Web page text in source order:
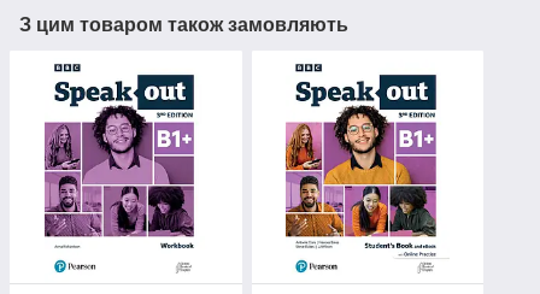
З цим товаром також замовляють